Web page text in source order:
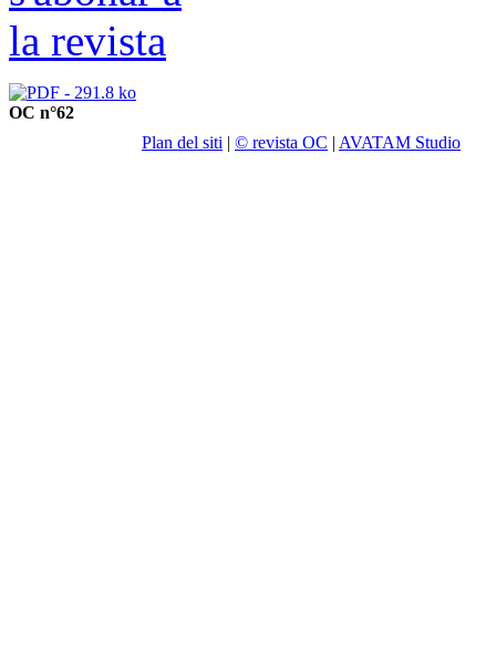
OC n°62
Plan del siti | © revista OC | AVATAM Studio